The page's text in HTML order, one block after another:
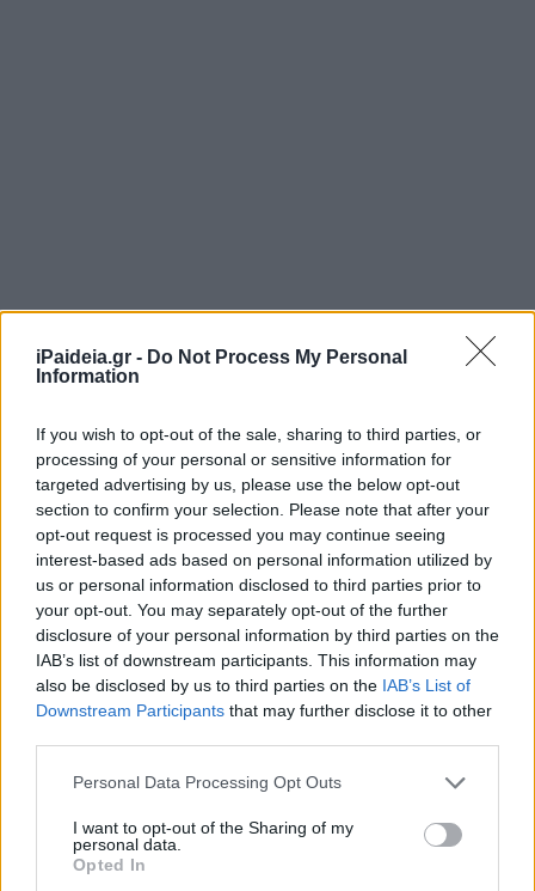
iPaideia.gr - Do Not Process My Personal
Information
If you wish to opt-out of the sale, sharing to third parties, or
processing of your personal or sensitive information for
targeted advertising by us, please use the below opt-out
section to confirm your selection. Please note that after your
opt-out request is processed you may continue seeing
interest-based ads based on personal information utilized by
us or personal information disclosed to third parties prior to
your opt-out. You may separately opt-out of the further
disclosure of your personal information by third parties on the
IAB’s list of downstream participants. This information may
also be disclosed by us to third parties on the IAB’s List of
Downstream Participants that may further disclose it to other
Please note that this website/app uses one or more Google
not limited to your visit or usage behaviour. You may click to
grant or deny consent to Google and its third-party tags to
use your data for below specified purposes in below Google
Personal Data Processing Opt Outs
I want to opt-out of the Sharing of my
personal data.
Opted In